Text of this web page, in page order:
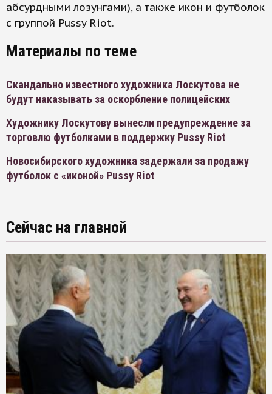
абсурдными лозунгами), а также икон и футболок
с группой Pussy Riot.
Материалы по теме
Скандально известного художника Лоскутова не
будут наказывать за оскорбление полицейских
Художнику Лоскутову вынесли предупреждение за
торговлю футболками в поддержку Pussy Riot
Новосибирского художника задержали за продажу
футболок с «иконой» Pussy Riot
Сейчас на главной